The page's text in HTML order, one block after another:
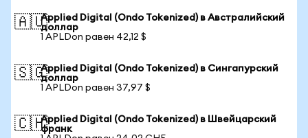
🇦🇺Applied Digital (Ondo Tokenized) в Австралийский
доллар
1 APLDon равен 42,12 $
🇸🇬Applied Digital (Ondo Tokenized) в Сингапурский
доллар
1 APLDon равен 37,97 $
🇨🇭Applied Digital (Ondo Tokenized) в Швейцарский
франк